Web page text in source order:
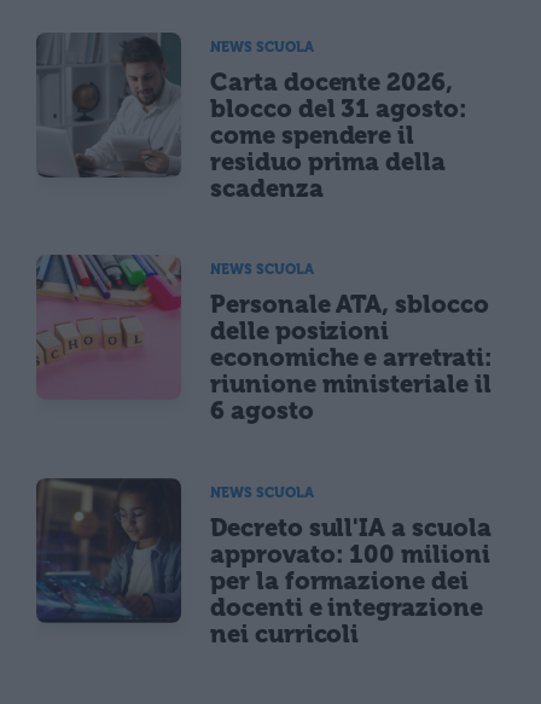
NEWS SCUOLA
Carta docente 2026,
blocco del 31 agosto:
come spendere il
residuo prima della
scadenza
NEWS SCUOLA
Personale ATA, sblocco
delle posizioni
economiche e arretrati:
riunione ministeriale il
6 agosto
NEWS SCUOLA
Decreto sull'IA a scuola
approvato: 100 milioni
per la formazione dei
docenti e integrazione
nei curricoli